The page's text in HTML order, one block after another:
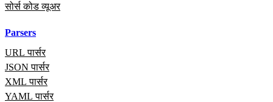
सोर्स कोड व्यूअर
Parsers
URL पार्सर
JSON पार्सर
XML पार्सर
YAML पार्सर